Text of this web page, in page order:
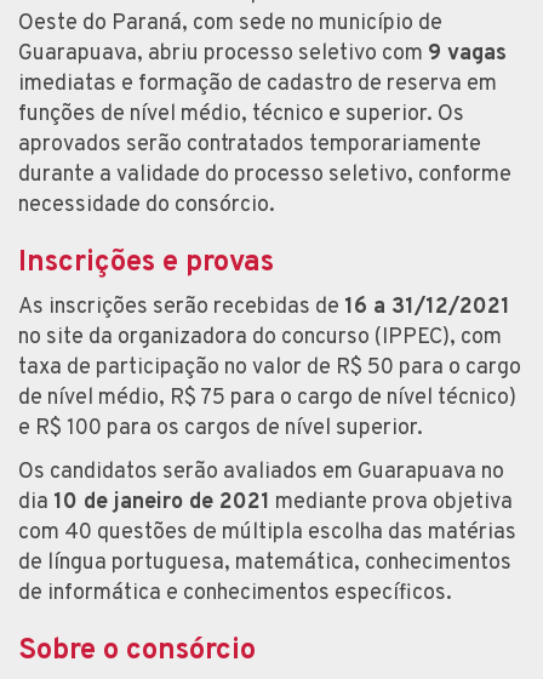
Oeste do Paraná, com sede no município de
Guarapuava, abriu processo seletivo com 9 vagas
imediatas e formação de cadastro de reserva em
funções de nível médio, técnico e superior. Os
aprovados serão contratados temporariamente
durante a validade do processo seletivo, conforme
necessidade do consórcio.
Inscrições e provas
As inscrições serão recebidas de 16 a 31/12/2021
no site da organizadora do concurso (IPPEC), com
taxa de participação no valor de R$ 50 para o cargo
de nível médio, R$ 75 para o cargo de nível técnico)
e R$ 100 para os cargos de nível superior.
Os candidatos serão avaliados em Guarapuava no
dia 10 de janeiro de 2021 mediante prova objetiva
com 40 questões de múltipla escolha das matérias
de língua portuguesa, matemática, conhecimentos
de informática e conhecimentos específicos.
Sobre o consórcio